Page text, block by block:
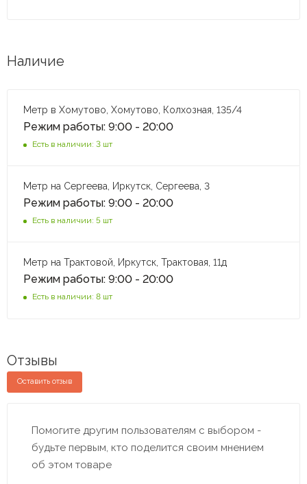
Наличие
Метр в Хомутово, Хомутово, Колхозная, 135/4
Режим работы: 9:00 - 20:00
Есть в наличии: 3 шт
Метр на Сергеева, Иркутск, Сергеева, 3
Режим работы: 9:00 - 20:00
Есть в наличии: 5 шт
Метр на Трактовой, Иркутск, Трактовая, 11д
Режим работы: 9:00 - 20:00
Есть в наличии: 8 шт
Отзывы
Оставить отзыв
Помогите другим пользователям с выбором -
будьте первым, кто поделится своим мнением
об этом товаре